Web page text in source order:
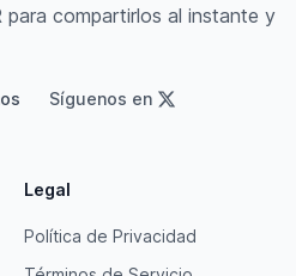
para compartirlos al instante y
Síguenos en
Legal
Política de Privacidad